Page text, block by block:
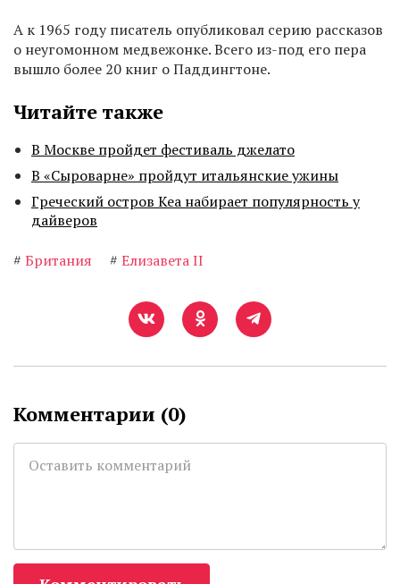
А к 1965 году писатель опубликовал серию рассказов
о неугомонном медвежонке. Всего из-под его пера
вышло более 20 книг о Паддингтоне.
Читайте также
В Москве пройдет фестиваль джелато
В «Сыроварне» пройдут итальянские ужины
Греческий остров Кеа набирает популярность у
дайверов
# Британия # Елизавета II
Комментарии (0)